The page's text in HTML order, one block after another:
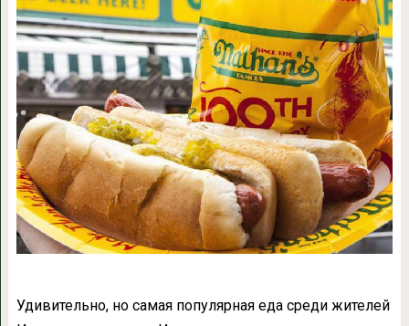
Удивительно, но самая популярная еда среди жителей